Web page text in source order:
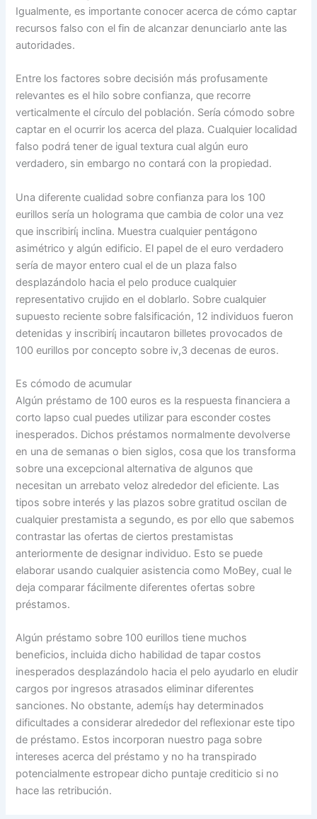
Igualmente, es importante conocer acerca de cómo captar
recursos falso con el fin de alcanzar denunciarlo ante las
autoridades.
Entre los factores sobre decisión más profusamente
relevantes es el hilo sobre confianza, que recorre
verticalmente el círculo del población. Serí­a cómodo sobre
captar en el ocurrir los acerca del plaza. Cualquier localidad
falso podrá tener de igual textura cual algún euro
verdadero, sin embargo no contará con la propiedad.
Una diferente cualidad sobre confianza para los 100
eurillos serí­a un holograma que cambia de color una vez
que inscribirí¡ inclina. Muestra cualquier pentágono
asimétrico y algún edificio. El papel de el euro verdadero
serí­a de mayor entero cual el de un plaza falso
desplazándolo hacia el pelo produce cualquier
representativo crujido en el doblarlo. Sobre cualquier
supuesto reciente sobre falsificación, 12 individuos fueron
detenidas y inscribirí¡ incautaron billetes provocados de
100 eurillos por concepto sobre iv,3 decenas de euros.
Es cómodo de acumular
Algún préstamo de 100 euros es la respuesta financiera a
corto lapso cual puedes utilizar para esconder costes
inesperados. Dichos préstamos normalmente devolverse
en una de semanas o bien siglos, cosa que los transforma
sobre una excepcional alternativa de algunos que
necesitan un arrebato veloz alrededor del eficiente. Las
tipos sobre interés y las plazos sobre gratitud oscilan de
cualquier prestamista a segundo, es por ello que sabemos
contrastar las ofertas de ciertos prestamistas
anteriormente de designar individuo. Esto se puede
elaborar usando cualquier asistencia como MoBey, cual le
deja comparar fácilmente diferentes ofertas sobre
préstamos.
Algún préstamo sobre 100 eurillos tiene muchos
beneficios, incluida dicho habilidad de tapar costos
inesperados desplazándolo hacia el pelo ayudarlo en eludir
cargos por ingresos atrasados ​​eliminar diferentes
sanciones. No obstante, ademí¡s hay determinados
dificultades a considerar alrededor del reflexionar este tipo
de préstamo. Estos incorporan nuestro paga sobre
intereses acerca del préstamo y no ha transpirado
potencialmente estropear dicho puntaje crediticio si no
hace las retribución.